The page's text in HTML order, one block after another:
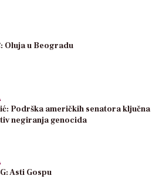
Oluja u Beogradu
Podrška američkih senatora ključna
negiranja genocida
Asti Gospu